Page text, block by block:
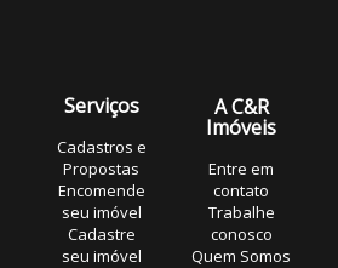
Serviços
Cadastros e
Propostas
Encomende
seu imóvel
Cadastre
seu imóvel
A C&R
Imóveis
Entre em
contato
Trabalhe
conosco
Quem Somos